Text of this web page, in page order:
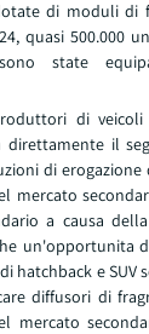
di moduli di
quasi 500.000
state
di
direttamente il
di
mercato
a causa
un'opportunita
hatchback e SUV
diffusori di
mercato